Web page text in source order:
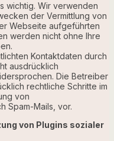
wichtig. Wir verwenden
der Vermittlung von
Webseite aufgeführten
werden nicht ohne Ihre
Kontaktdaten durch
ausdrücklich
Die Betreiber
rechtliche Schritte im
von
Spam-Mails, vor.
von Plugins sozialer